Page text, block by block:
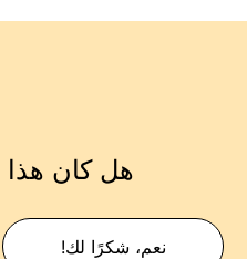
هل كان هذا
نعم، شكرًا لك!